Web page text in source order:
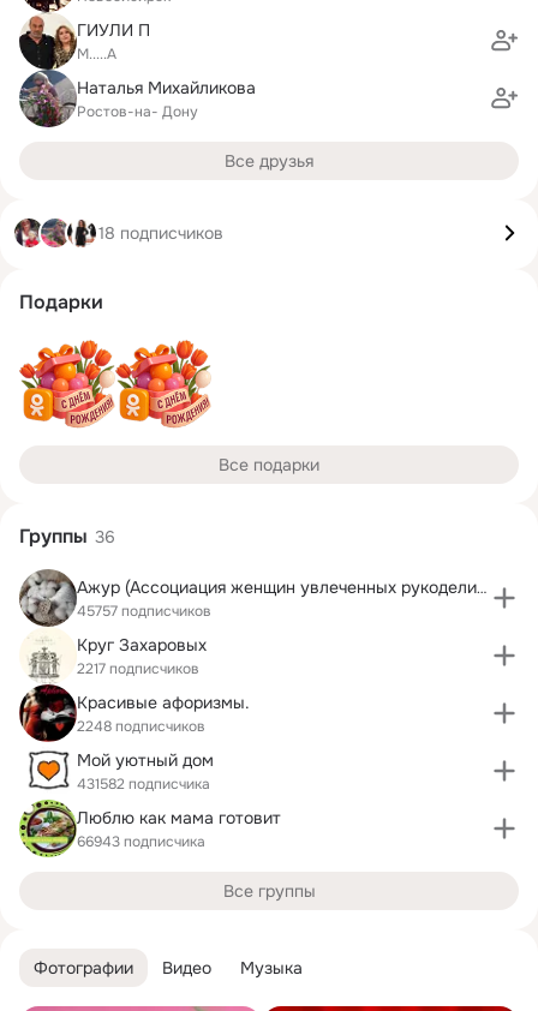
Фотографии Видео Музыка
ГИУЛИ П
М.....А
Наталья Михайликова
Ростов-на- Дону
Все друзья
18 подписчиков
Подарки
Все подарки
Группы 36
Ажур (Ассоциация женщин увлеченных рукоделием)
45757 подписчиков
Круг Захаровых
2217 подписчиков
Красивые aфоризмы.
2248 подписчиков
Мой уютный дом
431582 подписчика
Люблю как мама готовит
66943 подписчика
Все группы